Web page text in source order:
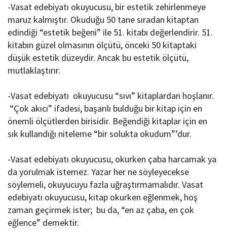
-Vasat edebiyatı okuyucusu, bir estetik zehirlenmeye
maruz kalmıştır. Okuduğu 50 tane sıradan kitaptan
edindiği “estetik beğeni” ile 51. kitabı değerlendirir. 51.
kitabın güzel olmasının ölçütü, önceki 50 kitaptaki
düşük estetik düzeydir. Ancak bu estetik ölçütü,
mutlaklaştırır.
-Vasat edebiyatı okuyucusu “sıvı” kitaplardan hoşlanır.
“Çok akıcı” ifadesi, başarılı bulduğu bir kitap için en
önemli ölçütlerden birisidir. Beğendiği kitaplar için en
sık kullandığı niteleme “bir solukta okudum”’dur.
-Vasat edebiyatı okuyucusu, okurken çaba harcamak ya
da yorulmak istemez. Yazar her ne söyleyecekse
söylemeli, okuyucuyu fazla uğraştırmamalıdır. Vasat
edebiyatı okuyucusu, kitap okurken eğlenmek, hoş
zaman geçirmek ister; bu da, “en az çaba, en çok
eğlence” demektir.